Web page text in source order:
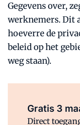
Gegevens over,
werknemers. Dit
hoeverre de
beleid op het
weg staan).
Gratis 3
Direct